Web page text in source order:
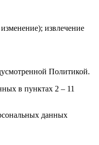
извлечение
Политикой.
в пунктах 2 – 11
данных